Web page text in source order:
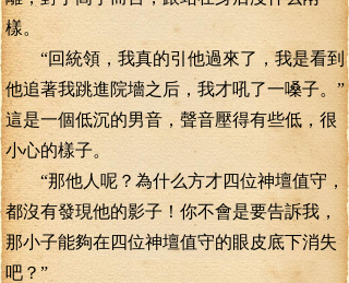
樣。
“回統領，我真的引他過來了，我是看到
他追著我跳進院墻之后，我才吼了一嗓子。”
這是一個低沉的男音，聲音壓得有些低，很
小心的樣子。
“那他人呢？為什么方才四位神壇值守，
都沒有發現他的影子！你不會是要告訴我，
那小子能夠在四位神壇值守的眼皮底下消失
吧？”